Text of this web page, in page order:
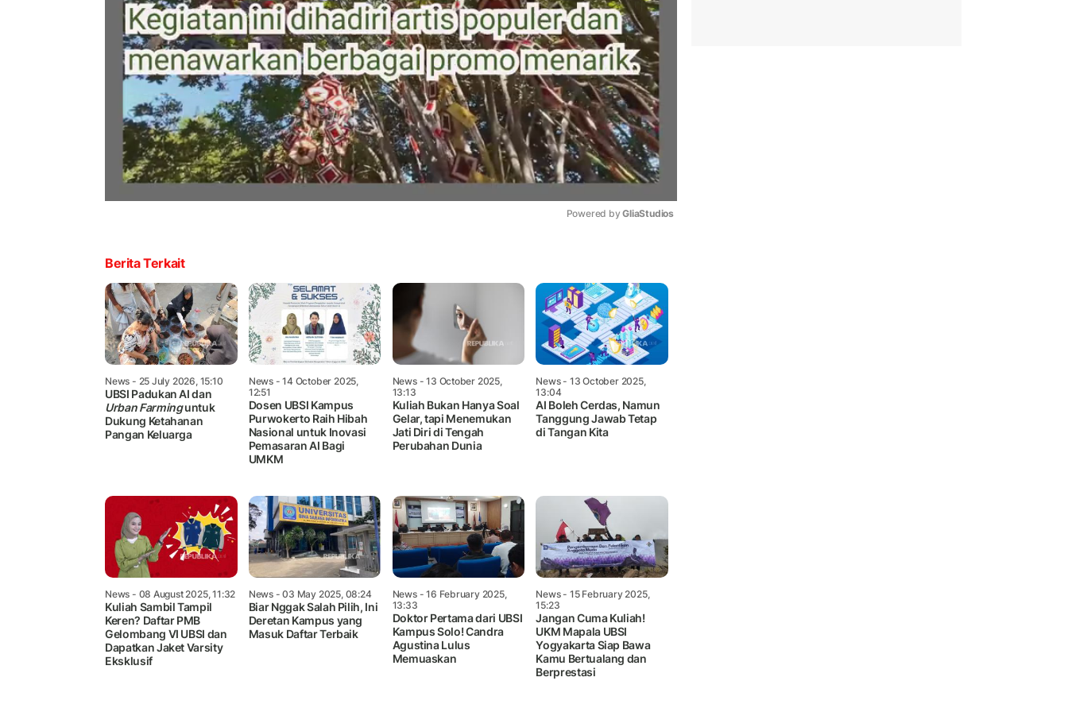
Powered by GliaStudios
Berita Terkait
News - 25 July 2026, 15:10
UBSI Padukan AI dan
Urban Farminguntuk
Dukung Ketahanan
Pangan Keluarga
News- 14 October 2025,
12:51
Dosen UBSI Kampus
Purwokerto Raih Hibah
Nasional untuk Inovasi
Pemasaran AI Bagi
UMKM
News- 13 October 2025,
13:13
Kuliah Bukan Hanya Soal
Gelar, tapi Menemukan
Jati Diri di Tengah
Perubahan Dunia
News- 13 October 2025,
13:04
AI Boleh Cerdas, Namun
Tanggung Jawab Tetap
di Tangan Kita
News - 08 August 2025, 11:32
Kuliah Sambil Tampil
Keren? Daftar PMB
Gelombang VI UBSI dan
Dapatkan Jaket Varsity
Eksklusif
News- 03 May 2025, 08:24
Biar Nggak Salah Pilih, Ini
Deretan Kampus yang
Masuk Daftar Terbaik
News- 16 February 2025,
13:33
Doktor Pertama dari UBSI
Kampus Solo! Candra
Agustina Lulus
Memuaskan
News- 15 February 2025,
15:23
Jangan Cuma Kuliah!
UKM Mapala UBSI
Yogyakarta Siap Bawa
Kamu Bertualang dan
Berprestasi